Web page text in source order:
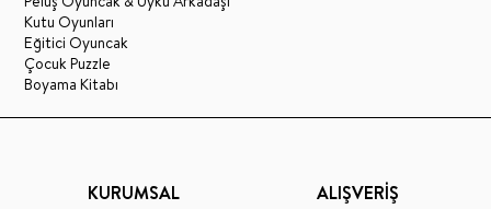
Kutu Oyunları
Eğitici Oyuncak
Çocuk Puzzle
Boyama Kitabı
KURUMSAL ALIŞVERİŞ